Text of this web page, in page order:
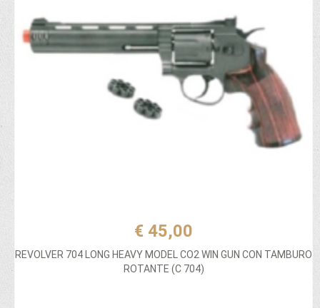
€ 45,00
REVOLVER 704 LONG HEAVY MODEL CO2 WIN GUN CON TAMBURO
ROTANTE (C 704)